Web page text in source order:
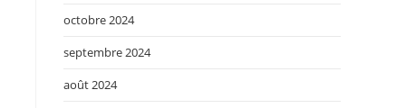
octobre 2024
septembre 2024
août 2024